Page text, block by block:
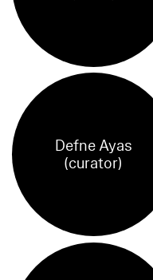
Defne Ayas
(curator)